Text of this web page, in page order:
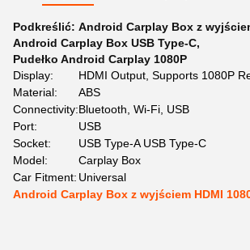
Podkreślić: Android Carplay Box z
Android Carplay Box USB Type-C,
Pudełko Android Carplay 1080P
Display:
HDMI Output, Supports 1080P
Material:
ABS
Connectivity:Bluetooth, Wi-Fi, USB
Port:
USB
Socket:
USB Type-A USB Type-C
Model:
Carplay Box
Car Fitment: Universal
Android Carplay Box z wyjściem HDMI